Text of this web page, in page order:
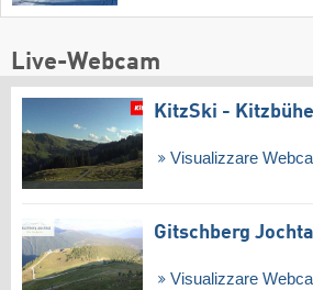
Live-Webcam
KitzSki -
Visualizzare
Gitschberg
Visualizzare